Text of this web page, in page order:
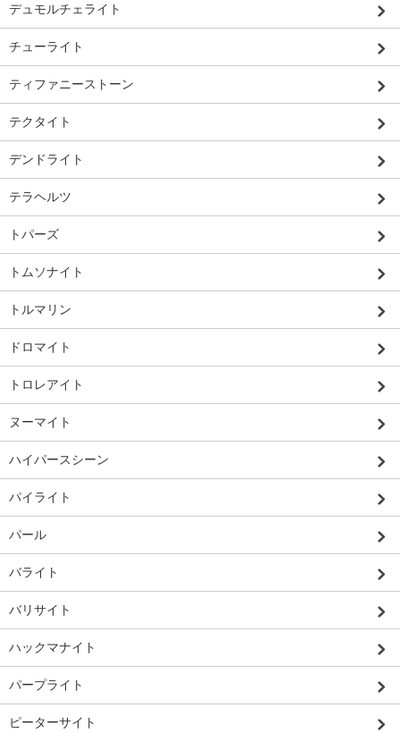
デュモルチェライト
チューライト
ティファニーストーン
テクタイト
デンドライト
テラヘルツ
トパーズ
トムソナイト
トルマリン
ドロマイト
トロレアイト
ヌーマイト
ハイパースシーン
パイライト
パール
バライト
バリサイト
ハックマナイト
パープライト
ピーターサイト